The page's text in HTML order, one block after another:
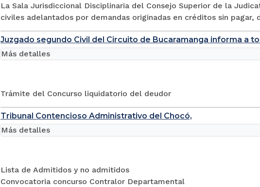
La Sala Jurisdiccional Disciplinaria del Consejo Superior de la
civiles adelantados por demandas originadas en créditos sin pagar,
Juzgado segundo Civil del Circuito de Bucaramanga informa a
Trámite del Concurso liquidatorio del deudor
Más detalles
Tribunal Contencioso Administrativo del Chocó,
Lista de Admitidos y no admitidos
Convocatoria concurso Contralor Departamental
Más detalles